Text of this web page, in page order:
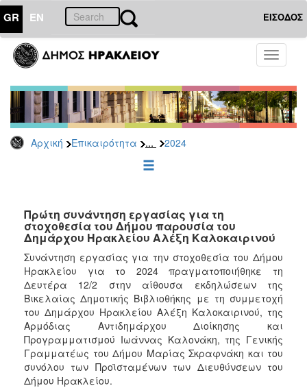
GR EN ΕΙΣΟΔΟΣ
Toggle
Αρχική Επικαιρότητα ... 2024
ΕΠΙΚΑΙΡΟΤΗΤΑ
Τύπου
Αρχείο
2026
2025
2022
2021
2020
2019
2018
2017
2016
2015
2013
Πρώτη συνάντηση εργασίας για τη
στοχοθεσία του Δήμου παρουσία του
Δημάρχου Ηρακλείου Αλέξη Καλοκαιρινού
Συνάντηση εργασίας για την στοχοθεσία του Δήμου
Ηρακλείου για το 2024 πραγματοποιήθηκε τη
Δευτέρα 12/2 στην αίθουσα εκδηλώσεων της
Βικελαίας Δημοτικής Βιβλιοθήκης με τη συμμετοχή
του Δημάρχου Ηρακλείου Αλέξη Καλοκαιρινού, της
Αρμόδιας Αντιδημάρχου Διοίκησης και
Προγραμματισμού Ιωάννας Καλονάκη, της Γενικής
Γραμματέως του Δήμου Μαρίας Σκραφνάκη και του
συνόλου των Προϊσταμένων των Διευθύνσεων του
Δήμου Ηρακλείου.